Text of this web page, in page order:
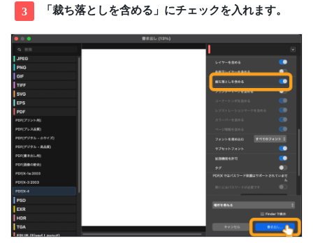
3 「裁ち落としを含める」にチェックを入れます。